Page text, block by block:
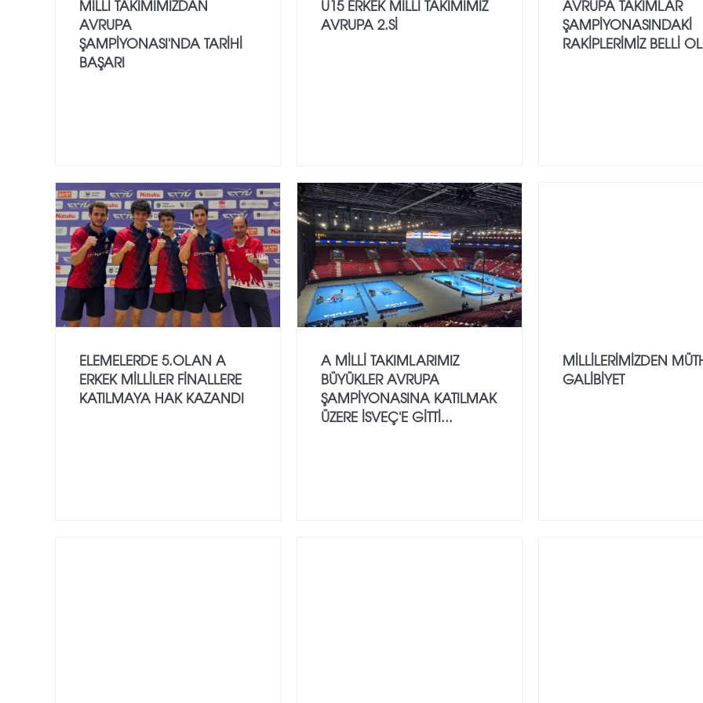
MILLI TAKIMIMIZDAN
AVRUPA
ŞAMPIYONASI'NDA TARIHI
BAŞARI
U15 ERKEK MILLI TAKIMIMIZ
AVRUPA 2.SI
AVRUPA TAKIMLAR
ŞAMPIYONASINDAKI
RAKIPLERIMIZ BELLI
ELEMELERDE 5.OLAN A
ERKEK MİLLİLER FİNALLERE
KATILMAYA HAK KAZANDI
A MİLLİ TAKIMLARIMIZ
BÜYÜKLER AVRUPA
ŞAMPİYONASINA KATILMAK
ÜZERE İSVEÇ'E GİTTİ...
MILLILERIMIZDEN
GALIBIYET